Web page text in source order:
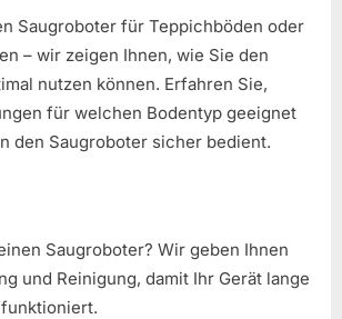
Saugroboter für Teppichböden oder
– wir zeigen Ihnen, wie Sie den
nutzen können. Erfahren Sie,
für welchen Bodentyp geeignet
den Saugroboter sicher bedient.
Saugroboter? Wir geben Ihnen
und Reinigung, damit Ihr Gerät lange